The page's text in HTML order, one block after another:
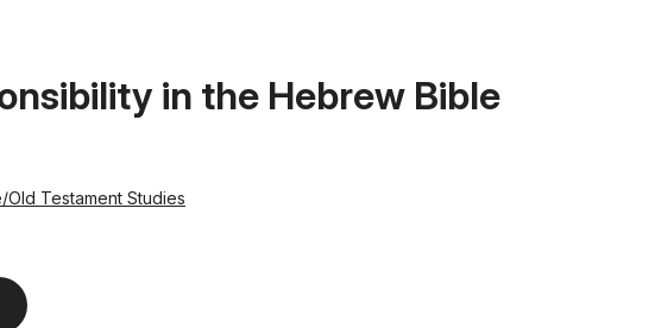
in the Hebrew Bible
Testament Studies